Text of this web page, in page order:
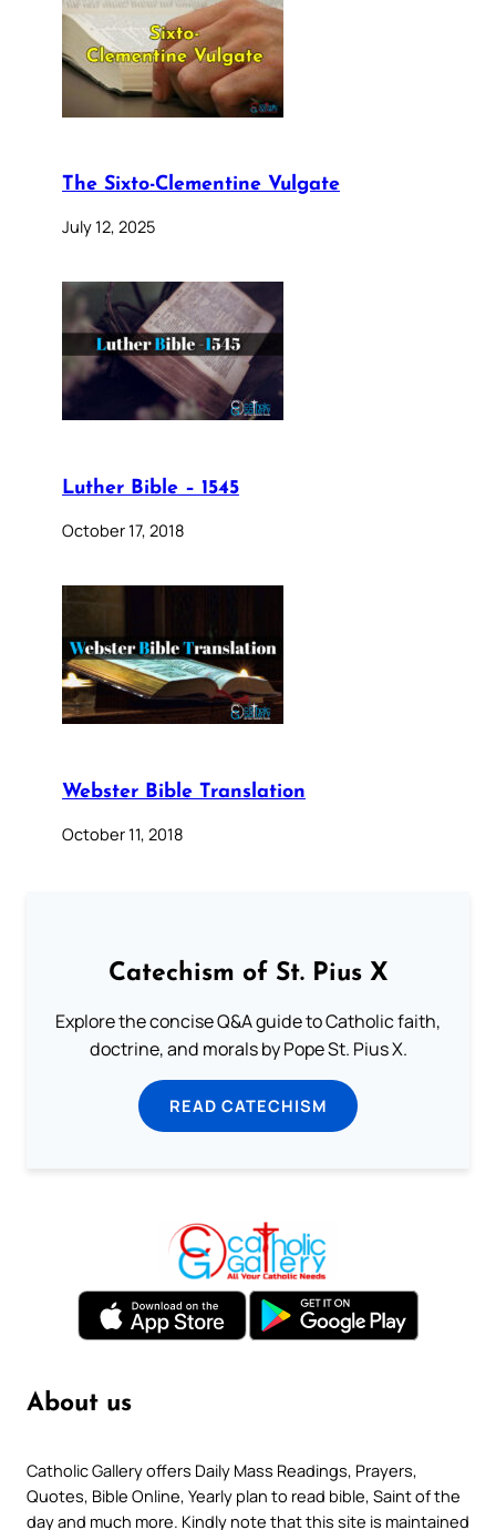
The Sixto-Clementine Vulgate
July 12, 2025
Luther Bible – 1545
October 17, 2018
Webster Bible Translation
October 11, 2018
Catechism of St. Pius X
Explore the concise Q&A guide to Catholic faith,
doctrine, and morals by Pope St. Pius X.
READ CATECHISM
About us
Catholic Gallery offers Daily Mass Readings, Prayers,
Quotes, Bible Online, Yearly plan to read bible, Saint of the
day and much more. Kindly note that this site is maintained